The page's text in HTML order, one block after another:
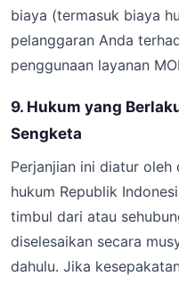
biaya (termasuk biaya
pelanggaran Anda
penggunaan layanan
9. Hukum yang
Sengketa
Perjanjian ini diatur
hukum Republik
timbul dari atau
diselesaikan secara
dahulu. Jika